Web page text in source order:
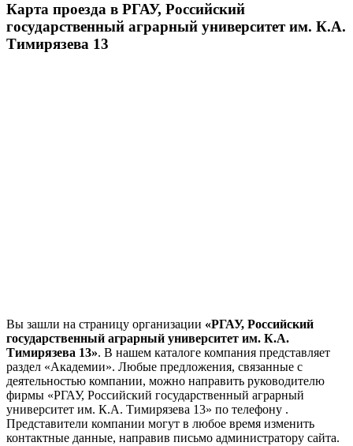
Карта проезда в РГАУ, Российский
государственный аграрный университет им. К.А.
Тимирязева 13
Вы зашли на страницу организации «РГАУ, Российский
государственный аграрный университет им. К.А.
Тимирязева 13». В нашем каталоге компания представляет
раздел «Академии». Любые предложения, связанные с
деятельностью компании, можно направить руководителю
фирмы «РГАУ, Российский государственный аграрный
университет им. К.А. Тимирязева 13» по телефону .
Представители компании могут в любое время изменить
контактные данные, направив письмо администратору сайта.